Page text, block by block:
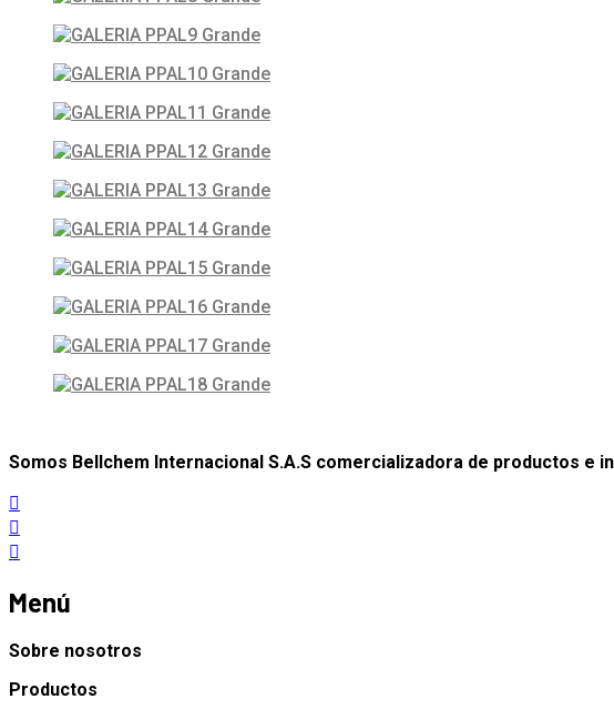
Somos Bellchem Internacional S.A.S comercializadora de productos e
Menú
Sobre nosotros
Productos